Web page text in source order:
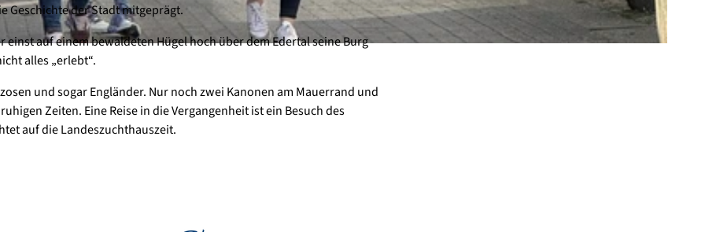
Geschichte der Stadt mitgeprägt.
auf einem bewaldeten Hügel hoch über dem Edertal seine Burg
alles „erlebt“.
und sogar Engländer. Nur noch zwei Kanonen am Mauerrand und
Zeiten. Eine Reise in die Vergangenheit ist ein Besuch des
auf die Landeszuchthauszeit.